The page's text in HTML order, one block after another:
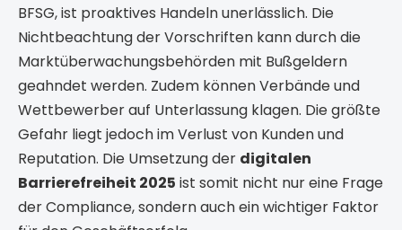
BFSG, ist proaktives Handeln unerlässlich. Die
Nichtbeachtung der Vorschriften kann durch die
Marktüberwachungsbehörden mit Bußgeldern
geahndet werden. Zudem können Verbände und
Wettbewerber auf Unterlassung klagen. Die größte
Gefahr liegt jedoch im Verlust von Kunden und
Reputation. Die Umsetzung der digitalen
Barrierefreiheit 2025 ist somit nicht nur eine Frage
der Compliance, sondern auch ein wichtiger Faktor